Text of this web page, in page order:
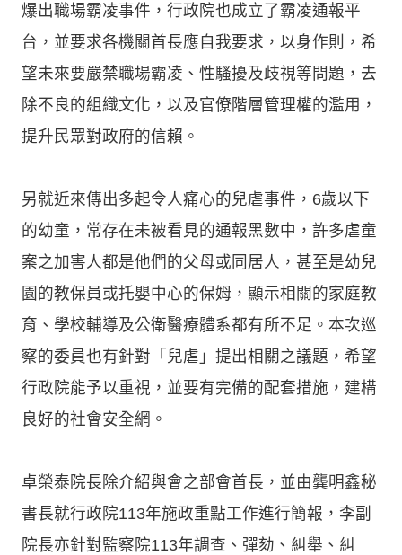
爆出職場霸凌事件，行政院也成立了霸凌通報平
台，並要求各機關首長應自我要求，以身作則，希
望未來要嚴禁職場霸凌、性騷擾及歧視等問題，去
除不良的組織文化，以及官僚階層管理權的濫用，
提升民眾對政府的信賴。
另就近來傳出多起令人痛心的兒虐事件，6歲以下
的幼童，常存在未被看見的通報黑數中，許多虐童
案之加害人都是他們的父母或同居人，甚至是幼兒
園的教保員或托嬰中心的保姆，顯示相關的家庭教
育、學校輔導及公衛醫療體系都有所不足。本次巡
察的委員也有針對「兒虐」提出相關之議題，希望
行政院能予以重視，並要有完備的配套措施，建構
良好的社會安全網。
卓榮泰院長除介紹與會之部會首長，並由龔明鑫秘
書長就行政院113年施政重點工作進行簡報，李副
院長亦針對監察院113年調查、彈劾、糾舉、糾